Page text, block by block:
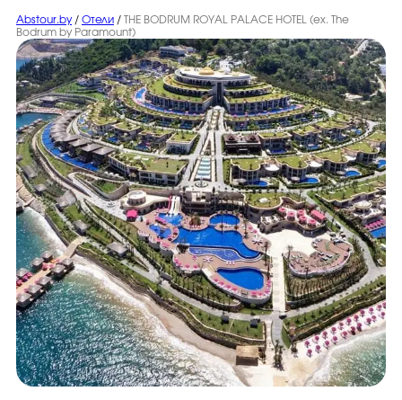
Abstour.by / Отели / THE BODRUM ROYAL PALACE HOTEL (ex. The
Bodrum by Paramount)